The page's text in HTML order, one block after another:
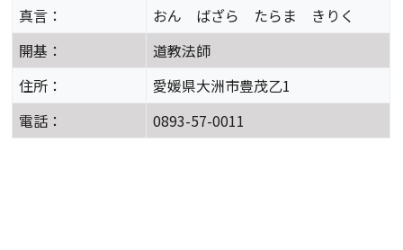
真言：
おん ばざら たらま きりく
開基：
道教法師
住所：
愛媛県大洲市豊茂乙1
電話：
0893-57-0011